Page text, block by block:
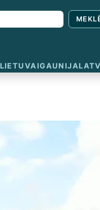
LIETUVA IGAUNIJA